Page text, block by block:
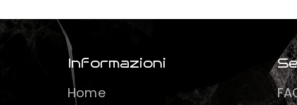
Informazioni
Home